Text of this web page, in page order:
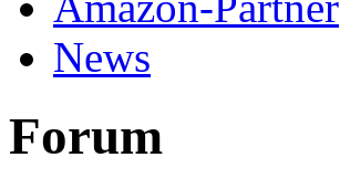
News
Forum